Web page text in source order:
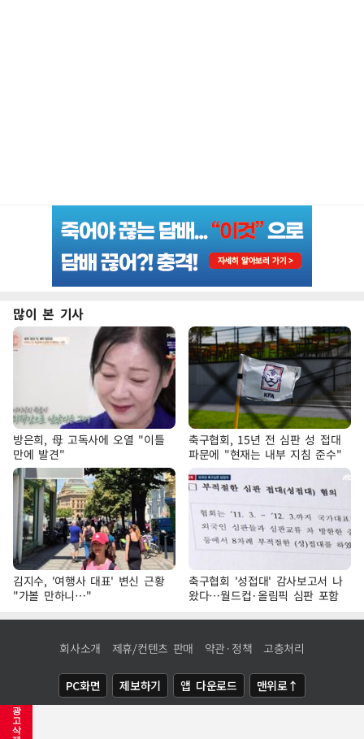
광
고
삭
많이 본 기사
방은희, 母 고독사에 오열 "이틀
만에 발견"
축구협회, 15년 전 심판 성 접대
파문에 "현재는 내부 지침 준수"
김지수, '여행사 대표' 변신 근황
"가볼 만하니…"
축구협회 '성접대' 감사보고서 나
왔다…월드컵·올림픽 심판 포함
회사소개 제휴/컨텐츠 판매 약관·정책 고충처리
PC화면 제보하기 앱 다운로드 맨위로↑